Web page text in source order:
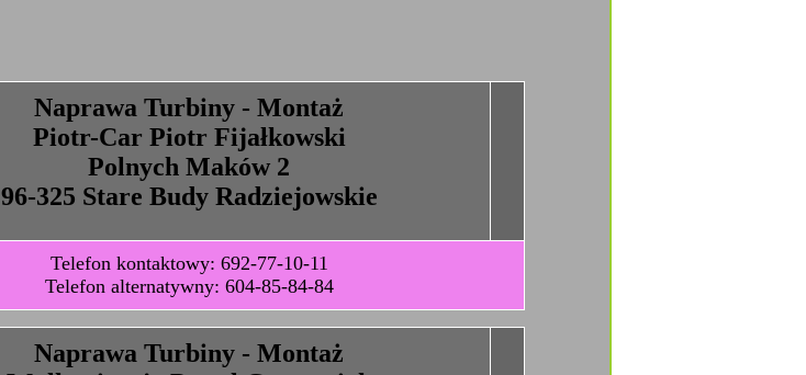
Naprawa Turbiny - Montaż
Piotr-Car Piotr Fijałkowski
Polnych Maków 2
96-325 Stare Budy Radziejowskie
Telefon kontaktowy: 692-77-10-11
Telefon alternatywny: 604-85-84-84
Naprawa Turbiny - Montaż